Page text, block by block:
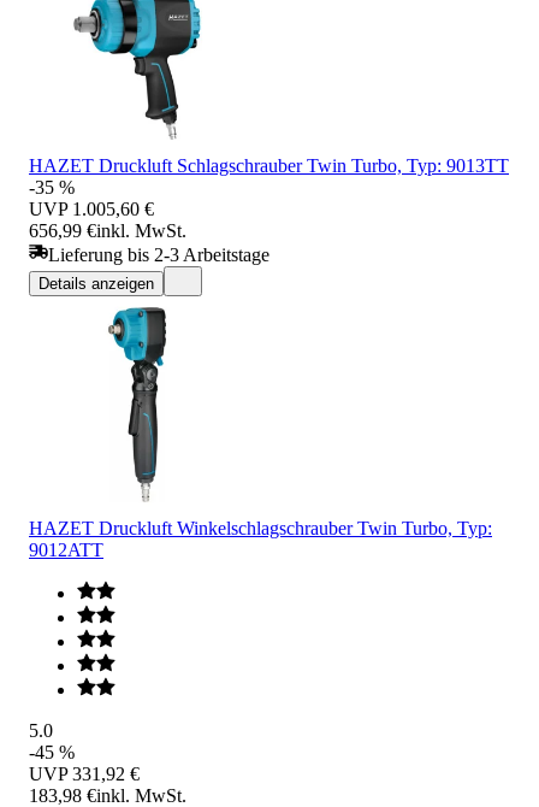
HAZET Druckluft Schlagschrauber Twin Turbo, Typ: 9013TT
-35 %
UVP 1.005,60 €
656,99 €inkl. MwSt.
Lieferung bis 2-3 Arbeitstage
Details anzeigen
HAZET Druckluft Winkelschlagschrauber Twin Turbo, Typ:
9012ATT
5.0
-45 %
UVP 331,92 €
183,98 €inkl. MwSt.